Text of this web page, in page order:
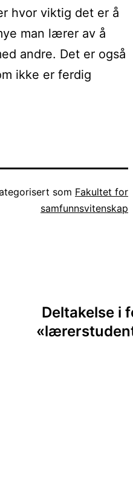
hvor viktig det er å
man lærer av å
andre. Det er også
ikke er ferdig
som Fakultet for
samfunnsvitenskap
Deltakelse i